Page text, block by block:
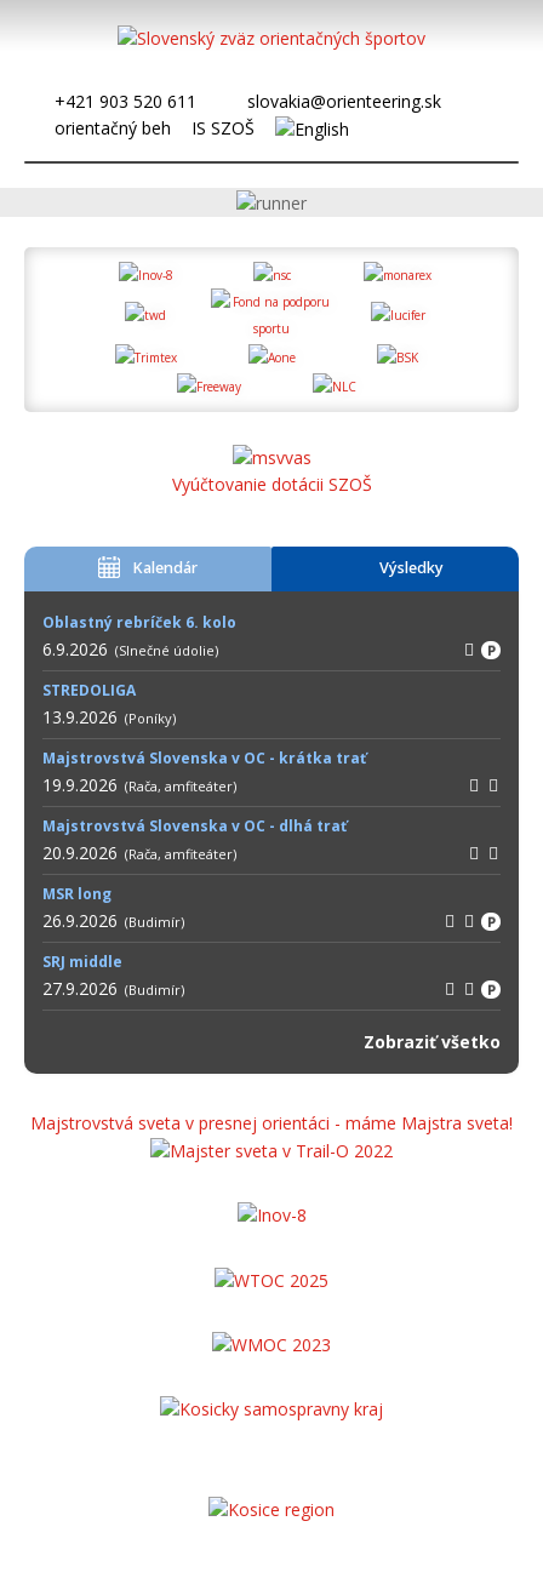
+421 903 520 611
slovakia@orienteering.sk
orientačný beh
IS SZOŠ
Vyúčtovanie dotácii SZOŠ
Kalendár Výsledky
Oblastný rebríček 6. kolo
6.9.2026 (Slnečné údolie) P
STREDOLIGA
13.9.2026 (Poníky)
Majstrovstvá Slovenska v OC - krátka trať
19.9.2026 (Rača, amfiteáter)
Majstrovstvá Slovenska v OC - dlhá trať
20.9.2026 (Rača, amfiteáter)
MSR long
26.9.2026 (Budimír) P
SRJ middle
27.9.2026 (Budimír) P
Zobraziť všetko
Majstrovstvá sveta v presnej orientáci - máme Majstra sveta!